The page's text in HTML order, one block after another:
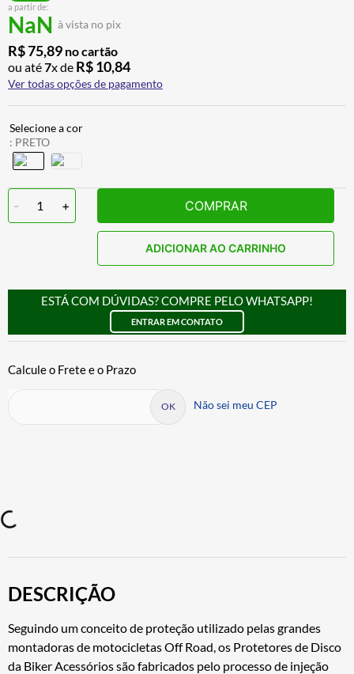
a partir de:
NaN à vista no pix
R$75,89 no cartão
ou até7x de R$10,84
Ver todas opções de pagamento
: PRETO
- 1 + COMPRAR
ADICIONAR AO CARRINHO
ESTÁ COM DÚVIDAS? COMPRE PELO WHATSAPP!
ENTRAR EM CONTATO
Não sei meu CEP
DESCRIÇÃO
Seguindo um conceito de proteção utilizado pelas grandes
montadoras de motocicletas Off Road, os Protetores de Disco
da Biker Acessórios são fabricados pelo processo de injeção